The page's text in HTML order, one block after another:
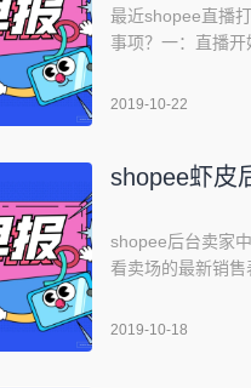
最近shopee直播
事项？一：直播
事项设定适当且
2019-10-22
shopee虾皮
shopee后台卖家
看卖场的最新销
点选中间我的仪
2019-10-18